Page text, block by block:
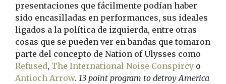
presentaciones que fácilmente podían haber
sido encasilladas en performances, sus ideales
ligados a la política de izquierda, entre otras
cosas que se pueden ver en bandas que tomaron
parte del concepto de Nation of Ulysses como
Refused, The International Noise Conspircy o
Antioch Arrow. 13 point program to detroy America